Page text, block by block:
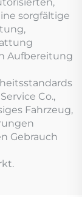
sorgfältige
Aufbereitung
Co.,
Fahrzeug,
Gebrauch